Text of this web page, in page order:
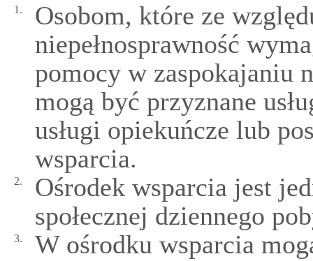
1.
Osobom, które ze
niepełnosprawność
pomocy w zaspokajaniu
mogą być przyznane
usługi opiekuńcze lub
wsparcia.
2.
Ośrodek wsparcia jest
społecznej dziennego
3.
W ośrodku wsparcia